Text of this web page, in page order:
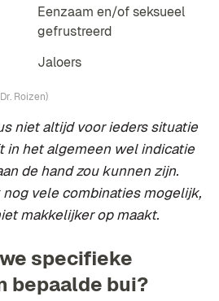
Eenzaam en/of seksueel
gefrustreerd
Jaloers
Roizen)
niet altijd voor ieders situatie
in het algemeen wel indicatie
de hand zou kunnen zijn.
nog vele combinaties mogelijk,
makkelijker op maakt.
specifieke
bepaalde bui?